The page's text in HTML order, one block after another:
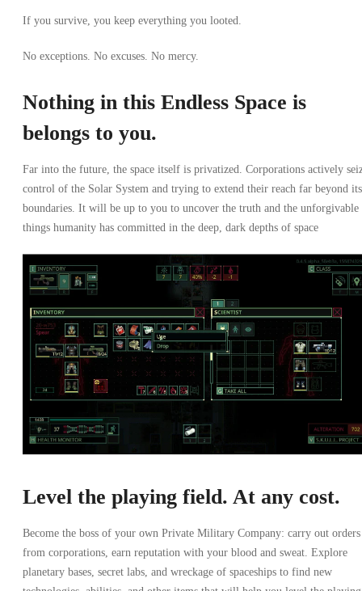
If you survive, you keep everything you looted.
No exceptions. No excuses. No mercy.
Nothing in this Endless Space is
belongs to you.
Far into the future, the space itself is privatized. Corporations actively
control of the Solar System and trying to extend their reach far beyond its
boundaries. It will be up to you to uncover the truth and the unforgivable
things humanity has committed in the deep, dark depths of space
Level the playing field. At any cost.
Become the boss of your own Private Military Company: carry out orders
from corporations, earn reputation with your blood and sweat. Explore
planetary bases, secret labs, and wreckage of spaceships to find new